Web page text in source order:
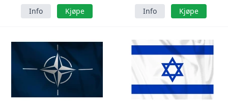
Info Kjøpe Info Kjøpe